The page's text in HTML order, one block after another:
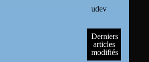
udev
Derniers
articles
modifiés